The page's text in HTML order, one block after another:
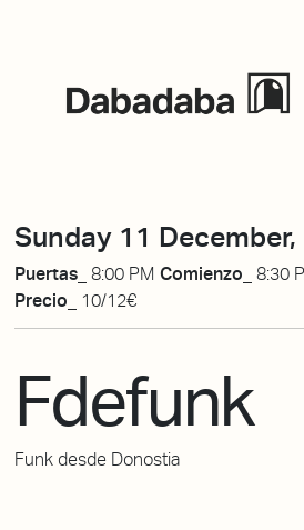
Sunday 11
Puertas_ 8:00 PM Comienzo_ 8:30
Precio_
10/12€
Fdefunk
Funk desde Donostia